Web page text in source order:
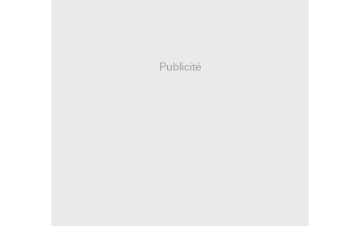
Publicité